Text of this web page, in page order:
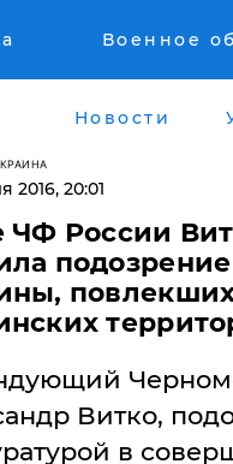
Военное
Новости
2016, 20:01
ЧФ России
Витко,
в